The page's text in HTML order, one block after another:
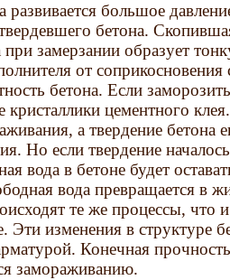
развивается большое
бетона.
при замерзании образует
от
бетона. Если
цементного
а твердение бетона
Но если твердение
вода в бетоне будет
вода превращается в
те же процессы, что
Эти изменения в структуре
Конечная
замораживанию.